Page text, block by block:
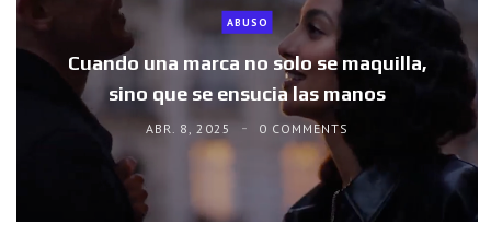
ABUSO
Cuando una marca no solo se maquilla,
sino que se ensucia las manos
ABR. 8, 2025 0 COMMENTS